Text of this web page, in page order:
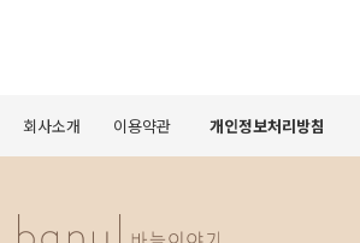
회사소개 이용약관 개인정보처리방침